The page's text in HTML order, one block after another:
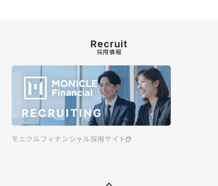
Recruit
採用情報
モニクルフィナンシャル採用サイト